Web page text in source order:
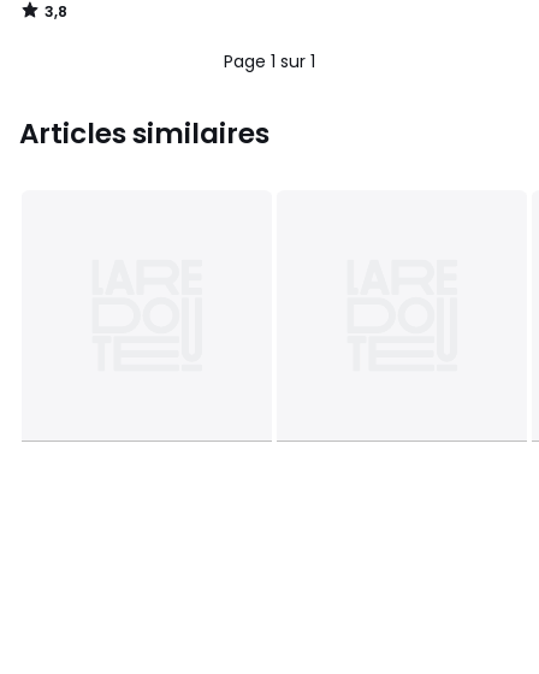
3,8
/
Page 1 sur 1
Articles similaires